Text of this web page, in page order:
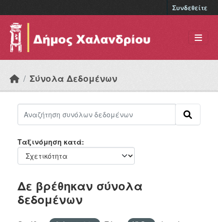
Συνδεθείτε
Σύνολα Δεδομένων
Ταξινόμηση κατά
Δε βρέθηκαν σύνολα
δεδομένων